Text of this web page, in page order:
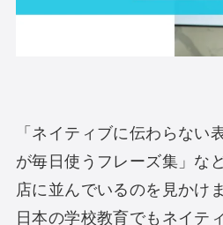
「ネイティブに伝わらない
が毎日使うフレーズ集」な
店に並んでいるのを見かけま
日本の学校教育でもネイテ